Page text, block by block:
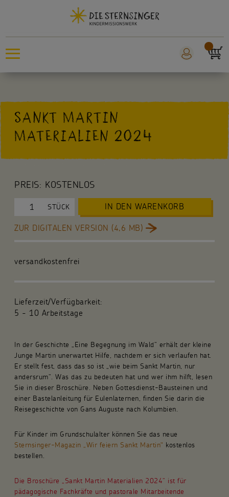
Sankt Martin
Weltmissionstag der Kinder
Über uns
Kunsthandwerk und Geschenke
SANKT MARTIN
MATERIALIEN 2024
In der Geschichte „Eine Begegnung im Wald“ erhält der kleine
Junge Martin unerwartet Hilfe, nachdem er sich verlaufen hat.
Er stellt fest, dass das so ist „wie beim Sankt Martin, nur
andersrum“. Was das zu bedeuten hat und wer ihm hilft, lesen
Sie in dieser Broschüre. Neben Gottesdienst-Bausteinen und
einer Bastelanleitung für Eulenlaternen, finden Sie darin die
Reisegeschichte von Gans Auguste nach Kolumbien.
Für Kinder im Grundschulalter können Sie das neue
Sternsinger-Magazin „Wir feiern Sankt Martin" kostenlos
bestellen.
Die Broschüre „Sankt Martin Materialien 2024“ ist für
pädagogische Fachkräfte und pastorale Mitarbeitende
PREIS: KOSTENLOS
STÜCK IN DEN WARENKORB
ZUR DIGITALEN VERSION (4,6 MB)
versandkostenfrei
Lieferzeit/Verfügbarkeit:
5 - 10 Arbeitstage